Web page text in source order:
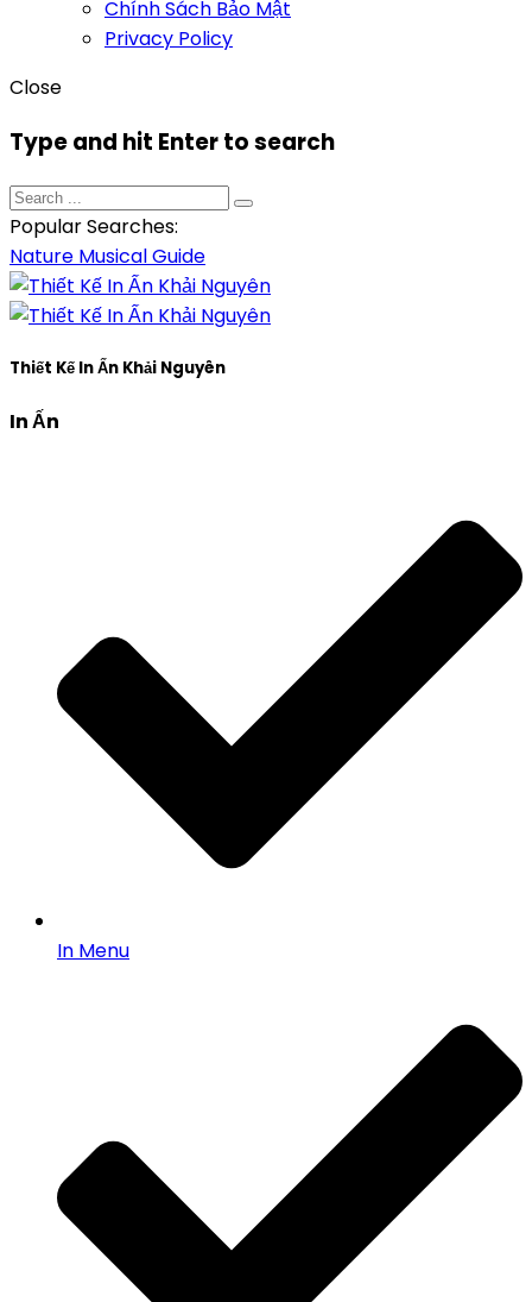
Chính Sách Bảo Mật
Privacy Policy
Close
Type and hit Enter to search
Popular Searches:
Nature MusicalGuide
Thiết Kế In Ấn Khải Nguyên
In Ấn
In Menu